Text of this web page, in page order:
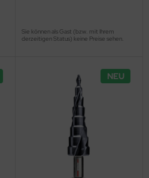
Sie können als Gast (bzw. mit Ihrem
derzeitigen Status) keine Preise sehen.
NEU